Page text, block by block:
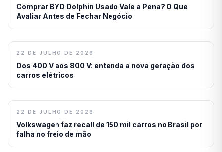
Comprar BYD Dolphin Usado Vale a Pena? O Que
Avaliar Antes de Fechar Negócio
22 DE JULHO DE 2026
Dos 400 V aos 800 V: entenda a nova geração dos
carros elétricos
22 DE JULHO DE 2026
Volkswagen faz recall de 150 mil carros no Brasil por
falha no freio de mão